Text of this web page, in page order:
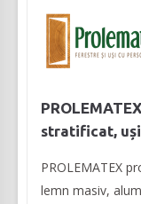
stratificat,
PROLEMATEX
lemn masiv,